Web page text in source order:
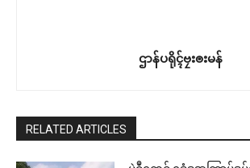
ဌာန်ပရိုၚ်ဗၠးၜးမန်
RELATED ARTICLES